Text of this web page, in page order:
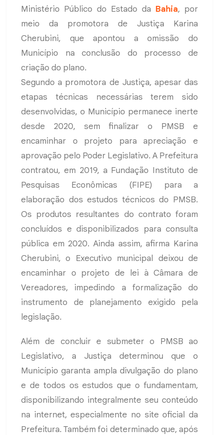
Ministério Público do Estado da Bahia, por
meio da promotora de Justiça Karina
Cherubini, que apontou a omissão do
Município na conclusão do processo de
criação do plano.
Segundo a promotora de Justiça, apesar das
etapas técnicas necessárias terem sido
desenvolvidas, o Município permanece inerte
desde 2020, sem finalizar o PMSB e
encaminhar o projeto para apreciação e
aprovação pelo Poder Legislativo. A Prefeitura
contratou, em 2019, a Fundação Instituto de
Pesquisas Econômicas (FIPE) para a
elaboração dos estudos técnicos do PMSB.
Os produtos resultantes do contrato foram
concluídos e disponibilizados para consulta
pública em 2020. Ainda assim, afirma Karina
Cherubini, o Executivo municipal deixou de
encaminhar o projeto de lei à Câmara de
Vereadores, impedindo a formalização do
instrumento de planejamento exigido pela
legislação.
Além de concluir e submeter o PMSB ao
Legislativo, a Justiça determinou que o
Município garanta ampla divulgação do plano
e de todos os estudos que o fundamentam,
disponibilizando integralmente seu conteúdo
na internet, especialmente no site oficial da
Prefeitura. Também foi determinado que, após